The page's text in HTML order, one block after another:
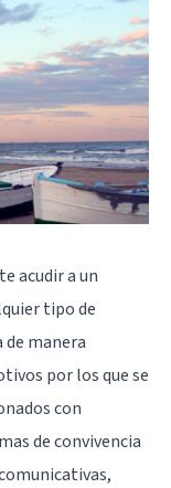
acudir a un
tipo de
manera
por los que se
con
de convivencia